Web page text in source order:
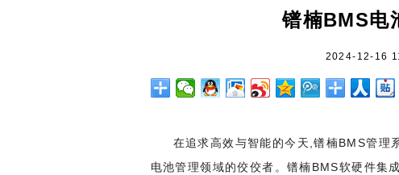
镨楠BMS电
2024-12-16
在追求高效与智能的今天,镨楠BMS管理
电池管理领域的佼佼者。镨楠BMS软硬件集